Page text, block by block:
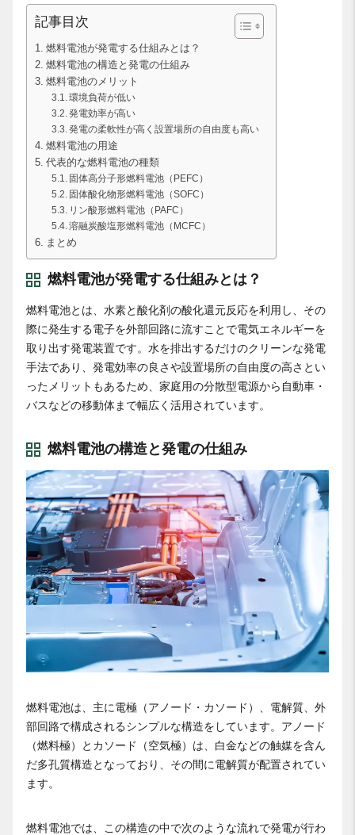
記事目次
燃料電池が発電する仕組みとは？
燃料電池の構造と発電の仕組み
燃料電池のメリット
環境負荷が低い
発電効率が高い
発電の柔軟性が高く設置場所の自由度も高い
燃料電池の用途
代表的な燃料電池の種類
固体高分子形燃料電池（PEFC）
固体酸化物形燃料電池（SOFC）
リン酸形燃料電池（PAFC）
溶融炭酸塩形燃料電池（MCFC）
まとめ
燃料電池が発電する仕組みとは？
燃料電池とは、水素と酸化剤の酸化還元反応を利用し、その
際に発生する電子を外部回路に流すことで電気エネルギーを
取り出す発電装置です。水を排出するだけのクリーンな発電
手法であり、発電効率の良さや設置場所の自由度の高さとい
ったメリットもあるため、家庭用の分散型電源から自動車・
バスなどの移動体まで幅広く活用されています。
燃料電池の構造と発電の仕組み
燃料電池は、主に電極（アノード・カソード）、電解質、外
部回路で構成されるシンプルな構造をしています。アノード
（燃料極）とカソード（空気極）は、白金などの触媒を含ん
だ多孔質構造となっており、その間に電解質が配置されてい
ます。
燃料電池では、この構造の中で次のような流れで発電が行わ